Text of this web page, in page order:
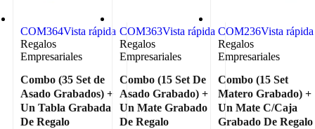
COM364Vista rápida
Regalos
Empresariales
Combo (35 Set de
Asado Grabados) +
Un Tabla Grabada
De Regalo
COM363Vista rápida
Regalos
Empresariales
Combo (15 Set De
Asado Grabado) +
Un Mate Grabado
De Regalo
COM236Vista rápida
Regalos
Empresariales
Combo (15 Set
Matero Grabado) +
Un Mate C/Caja
Grabado De Regalo